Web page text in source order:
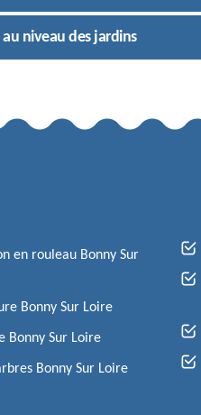
niveau des jardins
en rouleau Bonny Sur
Bonny Sur Loire
Bonny Sur Loire
Bonny Sur Loire